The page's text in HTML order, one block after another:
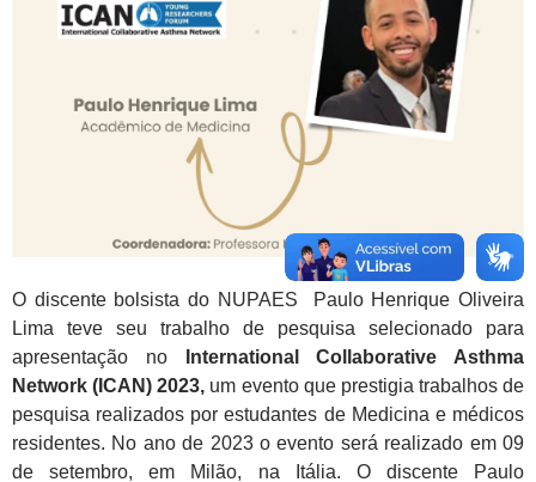
O discente bolsista do NUPAES Paulo Henrique Oliveira
Lima teve seu trabalho de pesquisa selecionado para
apresentação no
International Collaborative Asthma
Network (ICAN) 2023, um evento que prestigia trabalhos de
pesquisa realizados por estudantes de Medicina e médicos
residentes. No ano de 2023 o evento será realizado em 09
de setembro, em Milão, na Itália. O discente Paulo